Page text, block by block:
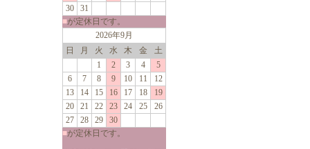
30
31
■が定休日です。
2026年9月
日
月 火 水 木 金
土
1
2 3 4
5
6
7 8 9 10 11
12
13
14 15 16 17 18
19
20
21 22 23 24 25
26
27
28 29
30
■が定休日です。